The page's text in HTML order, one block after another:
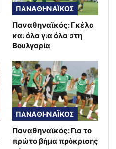
ΠΑΝΑΘΗΝΑΪΚΟΣ
Παναθηναϊκός: Γκέλα
και όλα για όλα στη
Βουλγαρία
ΠΑΝΑΘΗΝΑΪΚΟΣ
Παναθηναϊκός: Για το
πρώτο βήμα πρόκρισης